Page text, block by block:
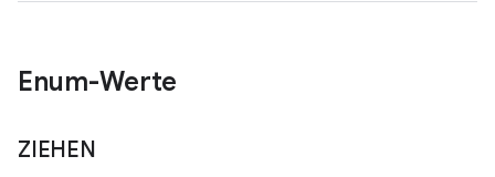
Enum-Werte
ZIEHEN